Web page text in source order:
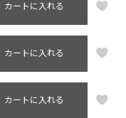
カートに入れる
カートに入れる
カートに入れる